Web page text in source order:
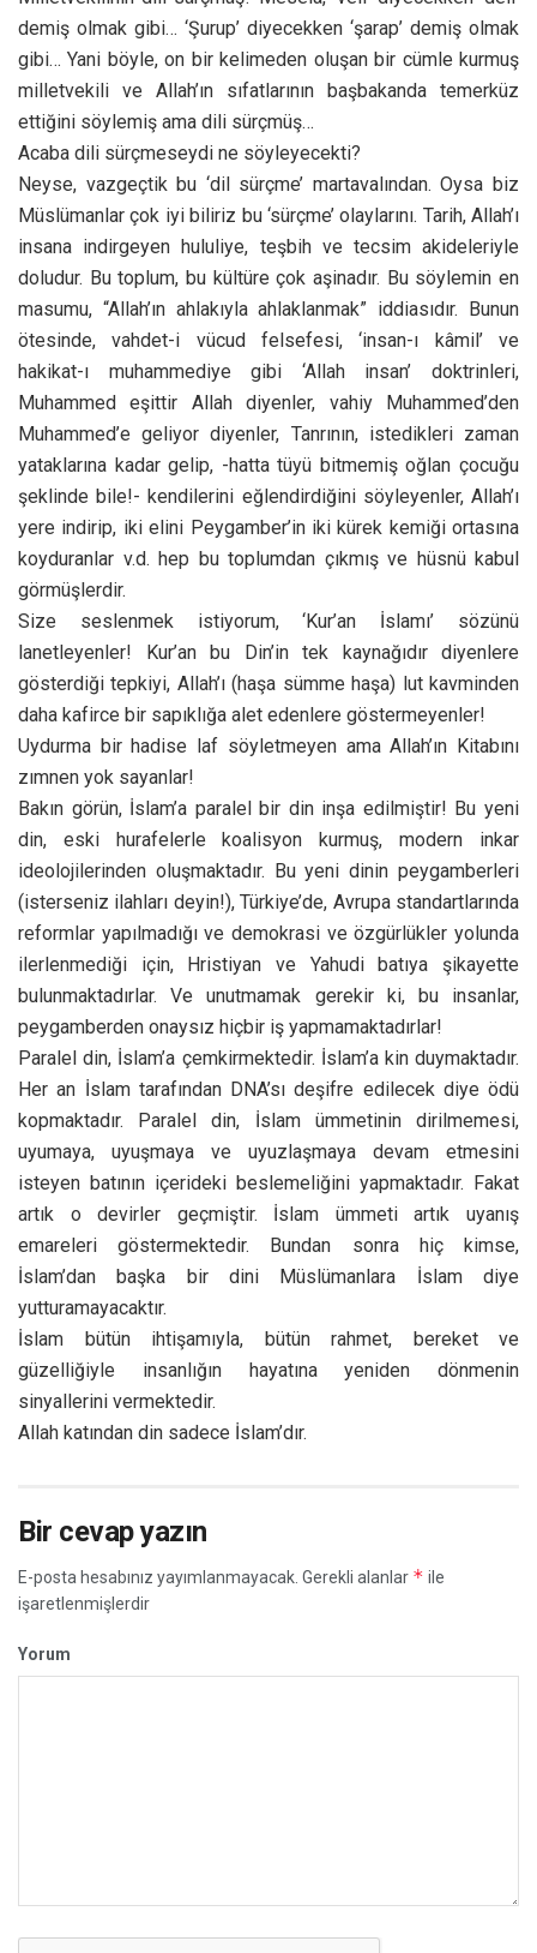
demiş olmak gibi… ‘Şurup’ diyecekken ‘şarap’ demiş olmak
gibi… Yani böyle, on bir kelimeden oluşan bir cümle kurmuş
milletvekili ve Allah’ın sıfatlarının başbakanda temerküz
ettiğini söylemiş ama dili sürçmüş…
Acaba dili sürçmeseydi ne söyleyecekti?
Neyse, vazgeçtik bu ‘dil sürçme’ martavalından. Oysa biz
Müslümanlar çok iyi biliriz bu ‘sürçme’ olaylarını. Tarih, Allah’ı
insana indirgeyen hululiye, teşbih ve tecsim akideleriyle
doludur. Bu toplum, bu kültüre çok aşinadır. Bu söylemin en
masumu, “Allah’ın ahlakıyla ahlaklanmak” iddiasıdır. Bunun
ötesinde, vahdet-i vücud felsefesi, ‘insan-ı kâmil’ ve
hakikat-ı muhammediye gibi ‘Allah insan’ doktrinleri,
Muhammed eşittir Allah diyenler, vahiy Muhammed’den
Muhammed’e geliyor diyenler, Tanrının, istedikleri zaman
yataklarına kadar gelip, -hatta tüyü bitmemiş oğlan çocuğu
şeklinde bile!- kendilerini eğlendirdiğini söyleyenler, Allah’ı
yere indirip, iki elini Peygamber’in iki kürek kemiği ortasına
koyduranlar v.d. hep bu toplumdan çıkmış ve hüsnü kabul
görmüşlerdir.
Size seslenmek istiyorum, ‘Kur’an İslamı’ sözünü
lanetleyenler! Kur’an bu Din’in tek kaynağıdır diyenlere
gösterdiği tepkiyi, Allah’ı (haşa sümme haşa) lut kavminden
daha kafirce bir sapıklığa alet edenlere göstermeyenler!
Uydurma bir hadise laf söyletmeyen ama Allah’ın Kitabını
zımnen yok sayanlar!
Bakın görün, İslam’a paralel bir din inşa edilmiştir! Bu yeni
din, eski hurafelerle koalisyon kurmuş, modern inkar
ideolojilerinden oluşmaktadır. Bu yeni dinin peygamberleri
(isterseniz ilahları deyin!), Türkiye’de, Avrupa standartlarında
reformlar yapılmadığı ve demokrasi ve özgürlükler yolunda
ilerlenmediği için, Hristiyan ve Yahudi batıya şikayette
bulunmaktadırlar. Ve unutmamak gerekir ki, bu insanlar,
peygamberden onaysız hiçbir iş yapmamaktadırlar!
Paralel din, İslam’a çemkirmektedir. İslam’a kin duymaktadır.
Her an İslam tarafından DNA’sı deşifre edilecek diye ödü
kopmaktadır. Paralel din, İslam ümmetinin dirilmemesi,
uyumaya, uyuşmaya ve uyuzlaşmaya devam etmesini
isteyen batının içerideki beslemeliğini yapmaktadır. Fakat
artık o devirler geçmiştir. İslam ümmeti artık uyanış
emareleri göstermektedir. Bundan sonra hiç kimse,
İslam’dan başka bir dini Müslümanlara İslam diye
yutturamayacaktır.
İslam bütün ihtişamıyla, bütün rahmet, bereket ve
güzelliğiyle insanlığın hayatına yeniden dönmenin
sinyallerini vermektedir.
Allah katından din sadece İslam’dır.
Bir cevap yazın
E-posta hesabınız yayımlanmayacak. Gerekli alanlar * ile
işaretlenmişlerdir
Yorum